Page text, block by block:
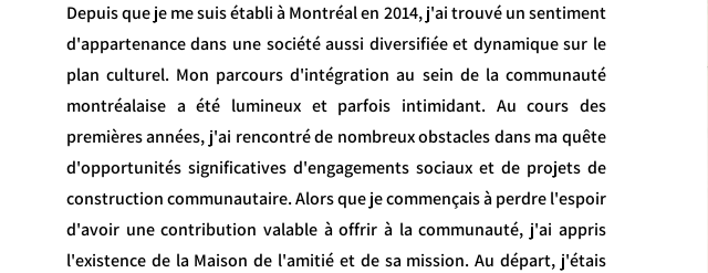
Depuis que je me suis établi à Montréal en 2014, j'ai trouvé un sentiment
d'appartenance dans une société aussi diversifiée et dynamique sur le
plan culturel. Mon parcours d'intégration au sein de la communauté
montréalaise a été lumineux et parfois intimidant. Au cours des
premières années, j'ai rencontré de nombreux obstacles dans ma quête
d'opportunités significatives d'engagements sociaux et de projets de
construction communautaire. Alors que je commençais à perdre l'espoir
d'avoir une contribution valable à offrir à la communauté, j'ai appris
l'existence de la Maison de l'amitié et de sa mission. Au départ, j'étais